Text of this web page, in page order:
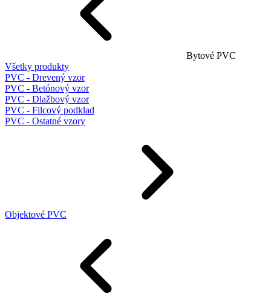
Bytové PVC
Všetky produkty
PVC - Drevený vzor
PVC - Betónový vzor
PVC - Dlažbový vzor
PVC - Filcový podklad
PVC - Ostatné vzory
Objektové PVC